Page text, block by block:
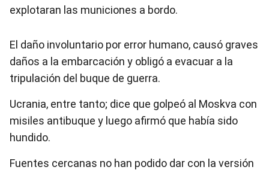
explotaran las municiones a bordo.
El daño involuntario por error humano, causó graves
daños a la embarcación y obligó a evacuar a la
tripulación del buque de guerra.
Ucrania, entre tanto; dice que golpeó al Moskva con
misiles antibuque y luego afirmó que había sido
hundido.
Fuentes cercanas no han podido dar con la versión